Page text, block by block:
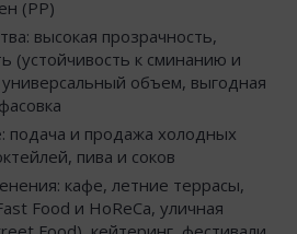
(РР)
высокая прозрачность,
(устойчивость к сминанию и
объем, выгодная
подача и продажа холодных
пива и соков
кафе, летние террасы,
Food и HoReCa, уличная